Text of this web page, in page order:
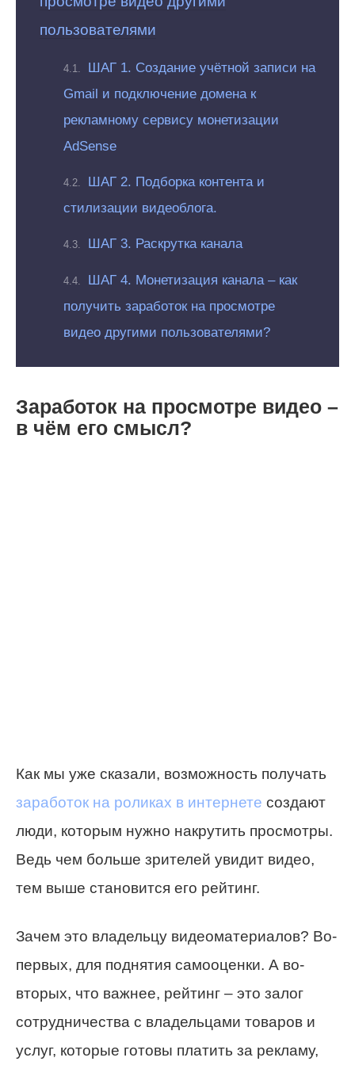
пользователями
ШАГ 1. Создание учётной записи на
Gmail и подключение домена к
рекламному сервису монетизации
AdSense
ШАГ 2. Подборка контента и
стилизации видеоблога.
ШАГ 3. Раскрутка канала
ШАГ 4. Монетизация канала – как
получить заработок на просмотре
видео другими пользователями?
Заработок на просмотре видео –
в чём его смысл?
Как мы уже сказали, возможность получать
заработок на роликах в интернете создают
люди, которым нужно накрутить просмотры.
Ведь чем больше зрителей увидит видео,
тем выше становится его рейтинг.
Зачем это владельцу видеоматериалов? Во-
первых, для поднятия самооценки. А во-
вторых, что важнее, рейтинг – это залог
сотрудничества с владельцами товаров и
услуг, которые готовы платить за рекламу,